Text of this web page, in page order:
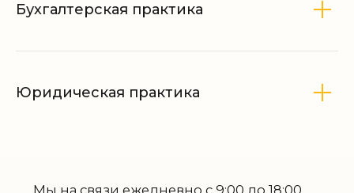
Бухгалтерская практика
Юридическая практика